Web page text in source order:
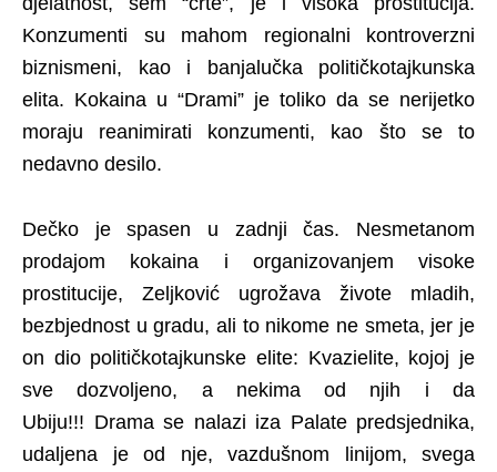
Konzumenti su mahom regionalni kontroverzni
biznismeni, kao i banjalučka političkotajkunska
elita. Kokaina u “Drami” je toliko da se nerijetko
moraju reanimirati konzumenti, kao što se to
nedavno desilo.
Dečko je spasen u zadnji čas. Nesmetanom
prodajom kokaina i organizovanjem visoke
prostitucije, Zeljković ugrožava živote mladih,
bezbjednost u gradu, ali to nikome ne smeta, jer je
on dio političkotajkunske elite: Kvazielite, kojoj je
sve dozvoljeno, a nekima od njih i da
Ubiju!!! Drama se nalazi iza Palate predsjednika,
udaljena je od nje, vazdušnom linijom, svega